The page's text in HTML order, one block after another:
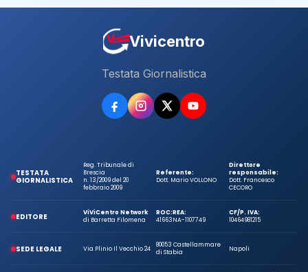
Vivicentro
Testata Giornalistica
TESTATA
GIORNALISTICA
Reg. Tribunale di
Brescia
n. 13/2009 del 20
febbraio 2009
Referente:
Dott. Mario VOLLONO
Direttore
responsabile:
Dott. Francesco
CECORO
EDITORE
ViViCentro Network
di Barretta Filomena
ROC:
41663
REA:
NA-1107749
CF/P. IVA:
10464981215
SEDE LEGALE Via Plinio Il Vecchio 24
80053 Castellammare
di Stabia
Napoli